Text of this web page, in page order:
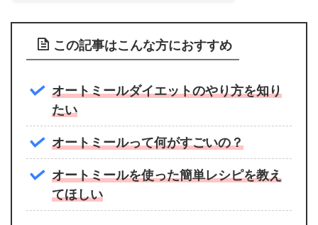
この記事はこんな方におすすめ
オートミールダイエットのやり方を知り
たい
オートミールって何がすごいの？
オートミールを使った簡単レシピを教え
てほしい